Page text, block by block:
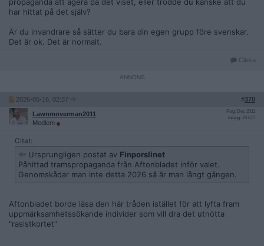
har hittat på det själv?
Är du invandrare så sätter du bara din egen grupp före svenskar.
Det är ok. Det är normalt.
Citera
2026-05-16, 02:37 #370
Lawnmoverman2011
Medlem
Reg: Dec 2011
Inlägg: 23 677
Citat:
Ursprungligen postat av Finporslinet
Påhittad tramspropaganda från Aftonbladet inför valet.
Genomskådar man inte detta 2026 så är man långt gången.
Aftonbladet borde läsa den här tråden istället för att lyfta fram
uppmärksamhetssökande individer som vill dra det utnötta
"rasistkortet"